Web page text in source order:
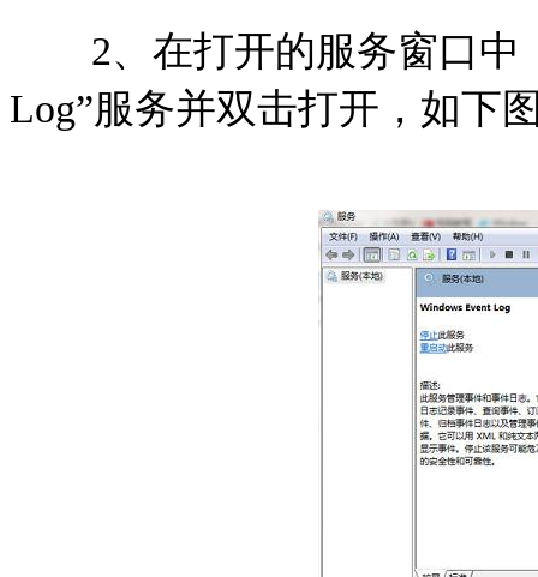
2、在打开的服务窗口中，
Log”服务并双击打开，如下